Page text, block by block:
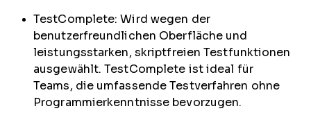
TestComplete: Wird wegen der
benutzerfreundlichen Oberfläche und
leistungsstarken, skriptfreien Testfunktionen
ausgewählt. TestComplete ist ideal für
Teams, die umfassende Testverfahren ohne
Programmierkenntnisse bevorzugen.